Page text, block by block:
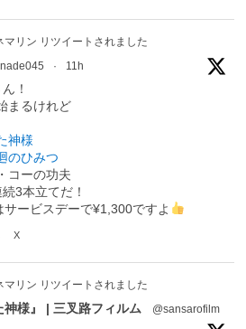
マリン リツイートされました
· 11h
！
まるけれど
神様
のひみつ
・コーの功夫
3本立てだ！
ービスデーで¥1,300ですよ
X
マリン リツイートされました
神様』 | 三叉路フィルム
@sansarofilm